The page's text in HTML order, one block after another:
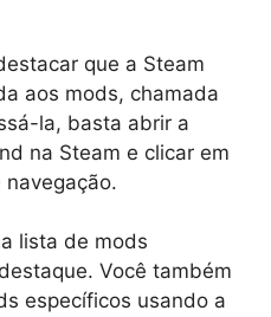
que a Steam
aos mods, chamada
la, basta abrir a
na Steam e clicar em
navegação.
lista de mods
Você também
específicos usando a